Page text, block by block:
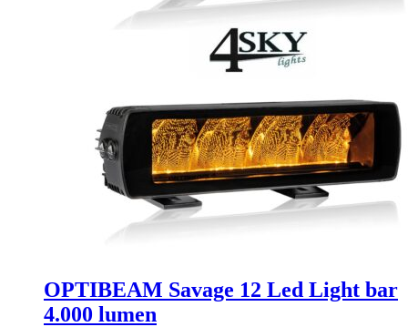
OPTIBEAM Savage 12 Led Light bar
4.000 lumen